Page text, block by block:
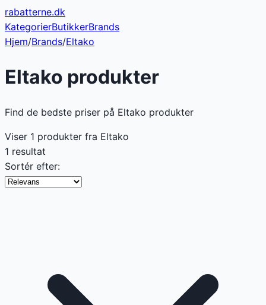
rabatterne.dk
KategorierButikkerBrands
Hjem/Brands/Eltako
Eltako produkter
Find de bedste priser på Eltako produkter
Viser 1 produkter fra Eltako
1 resultat
Sortér efter: